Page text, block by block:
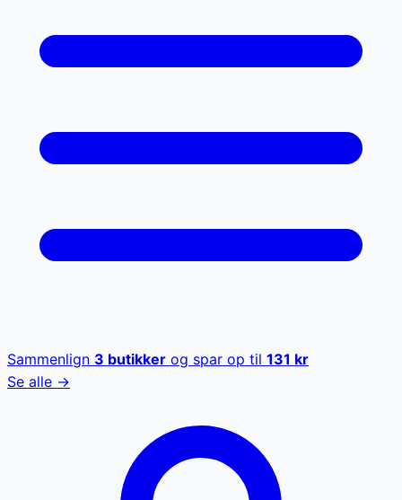
Sammenlign 3 butikker og spar op til 131 kr
Se alle →